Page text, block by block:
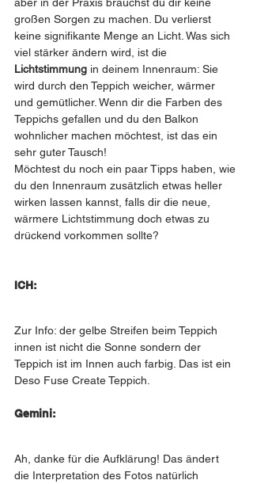
großen Sorgen zu machen. Du verlierst
keine signifikante Menge an Licht. Was sich
viel stärker ändern wird, ist die
Lichtstimmung in deinem Innenraum: Sie
wird durch den Teppich weicher, wärmer
und gemütlicher. Wenn dir die Farben des
Teppichs gefallen und du den Balkon
wohnlicher machen möchtest, ist das ein
sehr guter Tausch!
Möchtest du noch ein paar Tipps haben, wie
du den Innenraum zusätzlich etwas heller
wirken lassen kannst, falls dir die neue,
wärmere Lichtstimmung doch etwas zu
drückend vorkommen sollte?
ICH:
Zur Info: der gelbe Streifen beim Teppich
innen ist nicht die Sonne sondern der
Teppich ist im Innen auch farbig. Das ist ein
Deso Fuse Create Teppich.
Gemini:
Ah, danke für die Aufklärung! Das ändert
die Interpretation des Fotos natürlich